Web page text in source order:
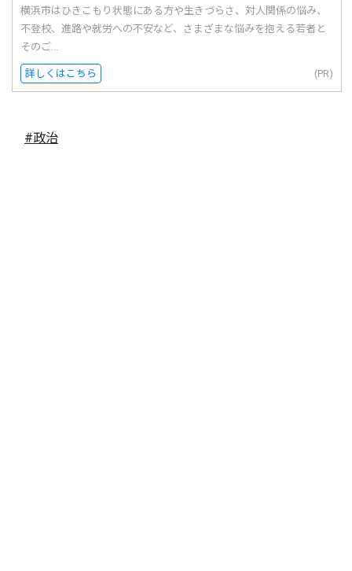
横浜市はひきこもり状態にある方や生きづらさ、対人関係の悩み、
不登校、進路や就労への不安など、さまざまな悩みを抱える若者と
そのご...
詳しくはこちら (PR)
#政治